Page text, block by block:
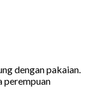
dengan pakaian.
perempuan